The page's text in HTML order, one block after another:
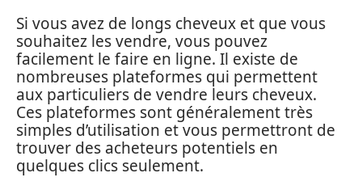
Si vous avez de longs cheveux et que vous
souhaitez les vendre, vous pouvez
facilement le faire en ligne. Il existe de
nombreuses plateformes qui permettent
aux particuliers de vendre leurs cheveux.
Ces plateformes sont généralement très
simples d’utilisation et vous permettront de
trouver des acheteurs potentiels en
quelques clics seulement.